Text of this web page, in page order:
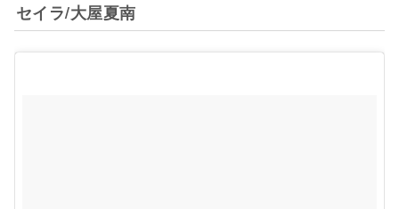
セイラ/大屋夏南